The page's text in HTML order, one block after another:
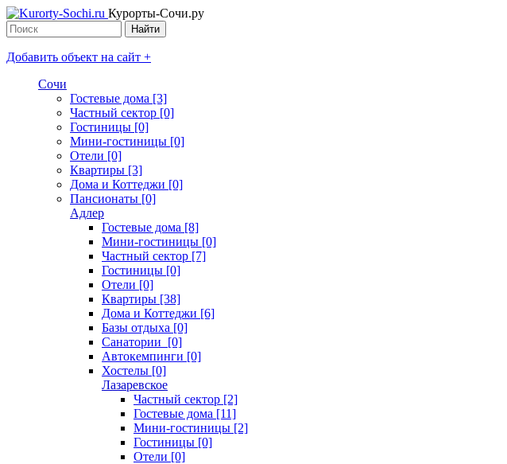
Курорты-Сочи.ру
Добавить объект на сайт +
Сочи
Гостевые дома [3]
Частный сектор [0]
Гостиницы [0]
Мини-гостиницы [0]
Отели [0]
Квартиры [3]
Дома и Коттеджи [0]
Пансионаты [0]
Адлер
Гостевые дома [8]
Мини-гостиницы [0]
Частный сектор [7]
Гостиницы [0]
Отели [0]
Квартиры [38]
Дома и Коттеджи [6]
Базы отдыха [0]
Санатории [0]
Автокемпинги [0]
Хостелы [0]
Лазаревское
Частный сектор [2]
Гостевые дома [11]
Мини-гостиницы [2]
Гостиницы [0]
Отели [0]